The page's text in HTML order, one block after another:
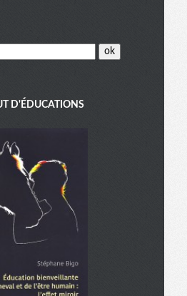
D'ÉDUCATIONS